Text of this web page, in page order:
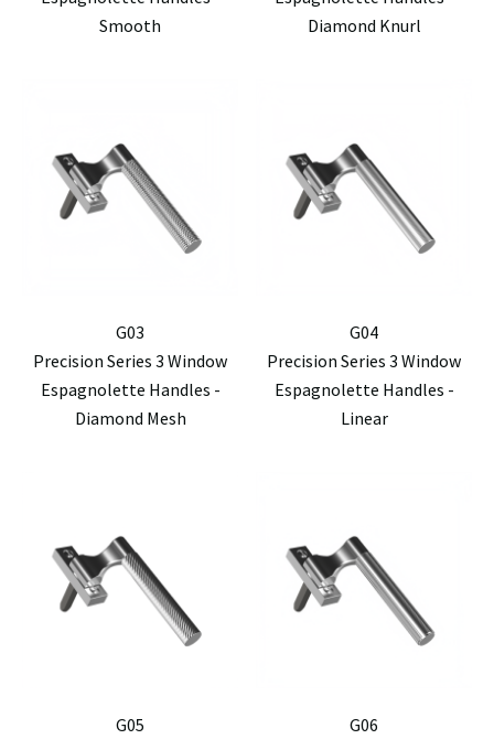
Smooth
Diamond Knurl
G03
Precision Series 3 Window
Espagnolette Handles -
Diamond Mesh
G04
Precision Series 3 Window
Espagnolette Handles -
Linear
G05
G06